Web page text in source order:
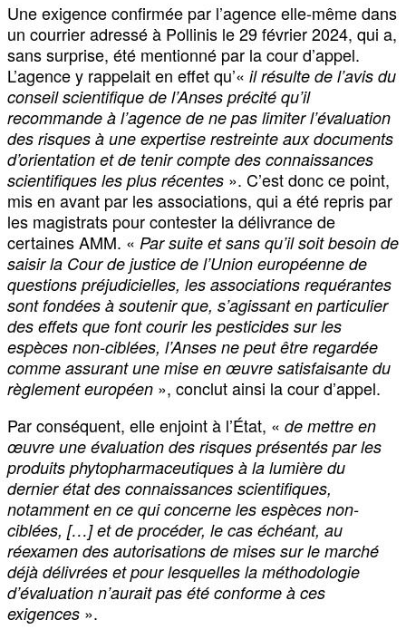
Une exigence confirmée par l’agence elle-même dans
un courrier adressé à Pollinis le 29 février 2024, qui a,
sans surprise, été mentionné par la cour d’appel.
L’agence y rappelait en effet qu’« il résulte de l’avis du
conseil scientifique de l’Anses précité qu’il
recommande à l’agence de ne pas limiter l’évaluation
des risques à une expertise restreinte aux documents
d’orientation et de tenir compte des connaissances
scientifiques les plus récentes ». C’est donc ce point,
mis en avant par les associations, qui a été repris par
les magistrats pour contester la délivrance de
certaines AMM. « Par suite et sans qu’il soit besoin de
saisir la Cour de justice de l’Union européenne de
questions préjudicielles, les associations requérantes
sont fondées à soutenir que, s’agissant en particulier
des effets que font courir les pesticides sur les
espèces non-ciblées, l’Anses ne peut être regardée
comme assurant une mise en œuvre satisfaisante du
règlement européen », conclut ainsi la cour d’appel.
Par conséquent, elle enjoint à l’État, « de mettre en
œuvre une évaluation des risques présentés par les
produits phytopharmaceutiques à la lumière du
dernier état des connaissances scientifiques,
notamment en ce qui concerne les espèces non-
ciblées, […] et de procéder, le cas échéant, au
réexamen des autorisations de mises sur le marché
déjà délivrées et pour lesquelles la méthodologie
d’évaluation n’aurait pas été conforme à ces
exigences ».